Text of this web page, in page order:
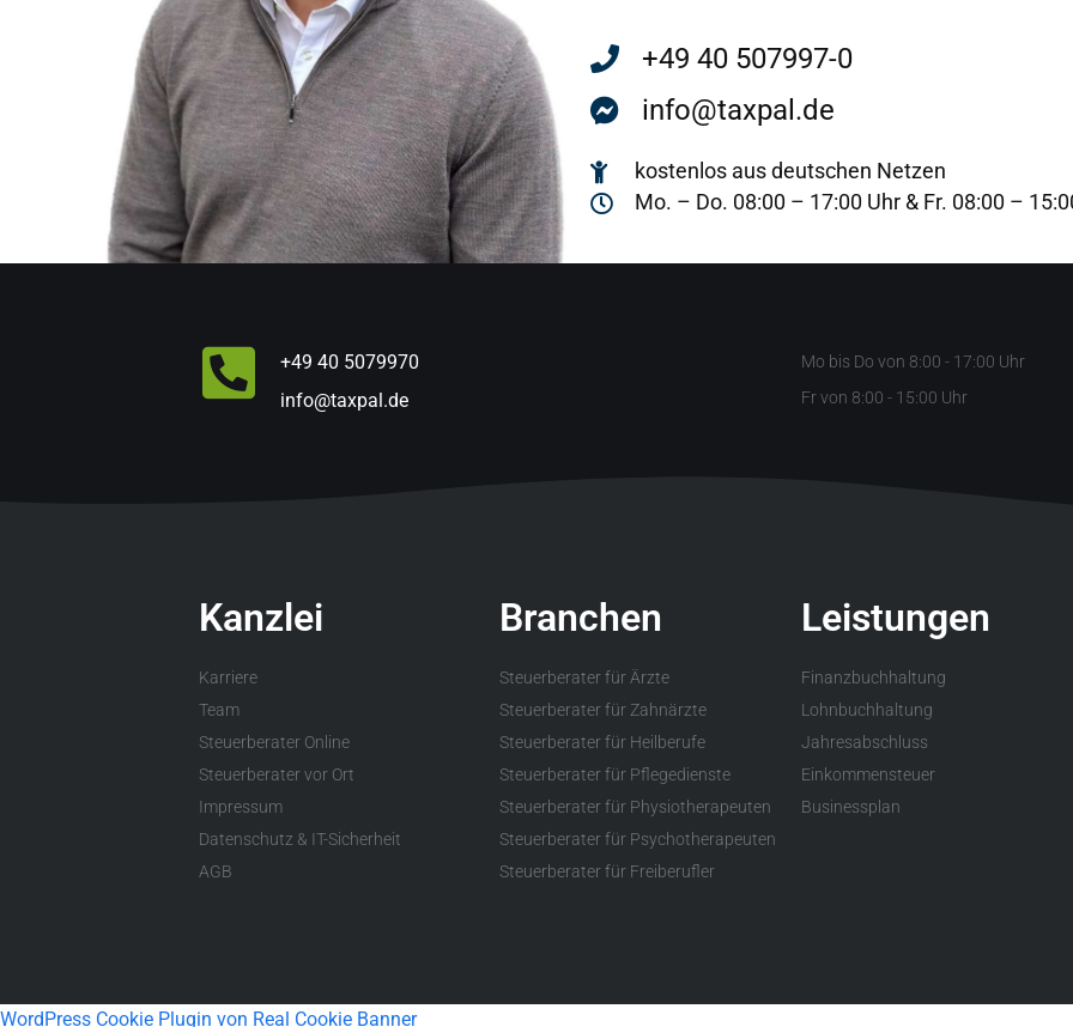
+49 40 507997-0
info@taxpal.de
kostenlos aus deutschen Netzen
Mo. – Do. 08:00 – 17:00 Uhr & Fr. 08:00 –
+49 40 5079970
info@taxpal.de
Mo bis Do von 8:00 - 17:00 Uhr
Fr von 8:00 - 15:00 Uhr
Kanzlei
Karriere
Team
Steuerberater Online
Steuerberater vor Ort
Impressum
Datenschutz & IT-Sicherheit
AGB
Branchen
Steuerberater für Ärzte
Steuerberater für Zahnärzte
Steuerberater für Heilberufe
Steuerberater für Pflegedienste
Steuerberater für Physiotherapeuten
Steuerberater für Psychotherapeuten
Steuerberater für Freiberufler
Leistungen
Finanzbuchhaltung
Lohnbuchhaltung
Jahresabschluss
Einkommensteuer
Businessplan
WordPress Cookie Plugin von Real Cookie Banner